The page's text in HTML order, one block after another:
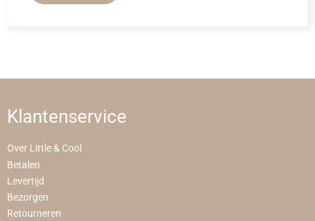
Klantenservice
Over Little & Cool
Betalen
Levertijd
Bezorgen
Retourneren